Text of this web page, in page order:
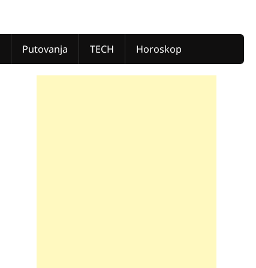
Putovanja TECH Horoskop